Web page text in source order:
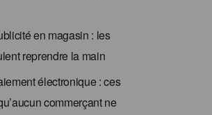
en magasin : les
reprendre la main
électronique : ces
commerçant ne